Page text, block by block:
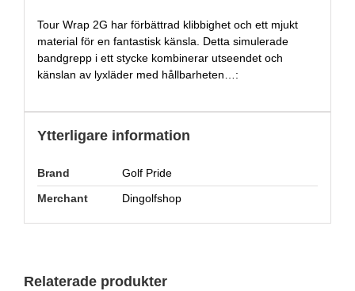
Tour Wrap 2G har förbättrad klibbighet och ett mjukt
material för en fantastisk känsla. Detta simulerade
bandgrepp i ett stycke kombinerar utseendet och
känslan av lyxläder med hållbarheten…:
Ytterligare information
Brand
Golf Pride
Merchant
Dingolfshop
Relaterade produkter